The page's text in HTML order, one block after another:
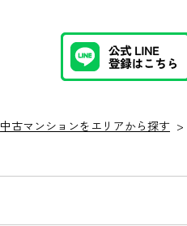
中古マンションをエリアから探す